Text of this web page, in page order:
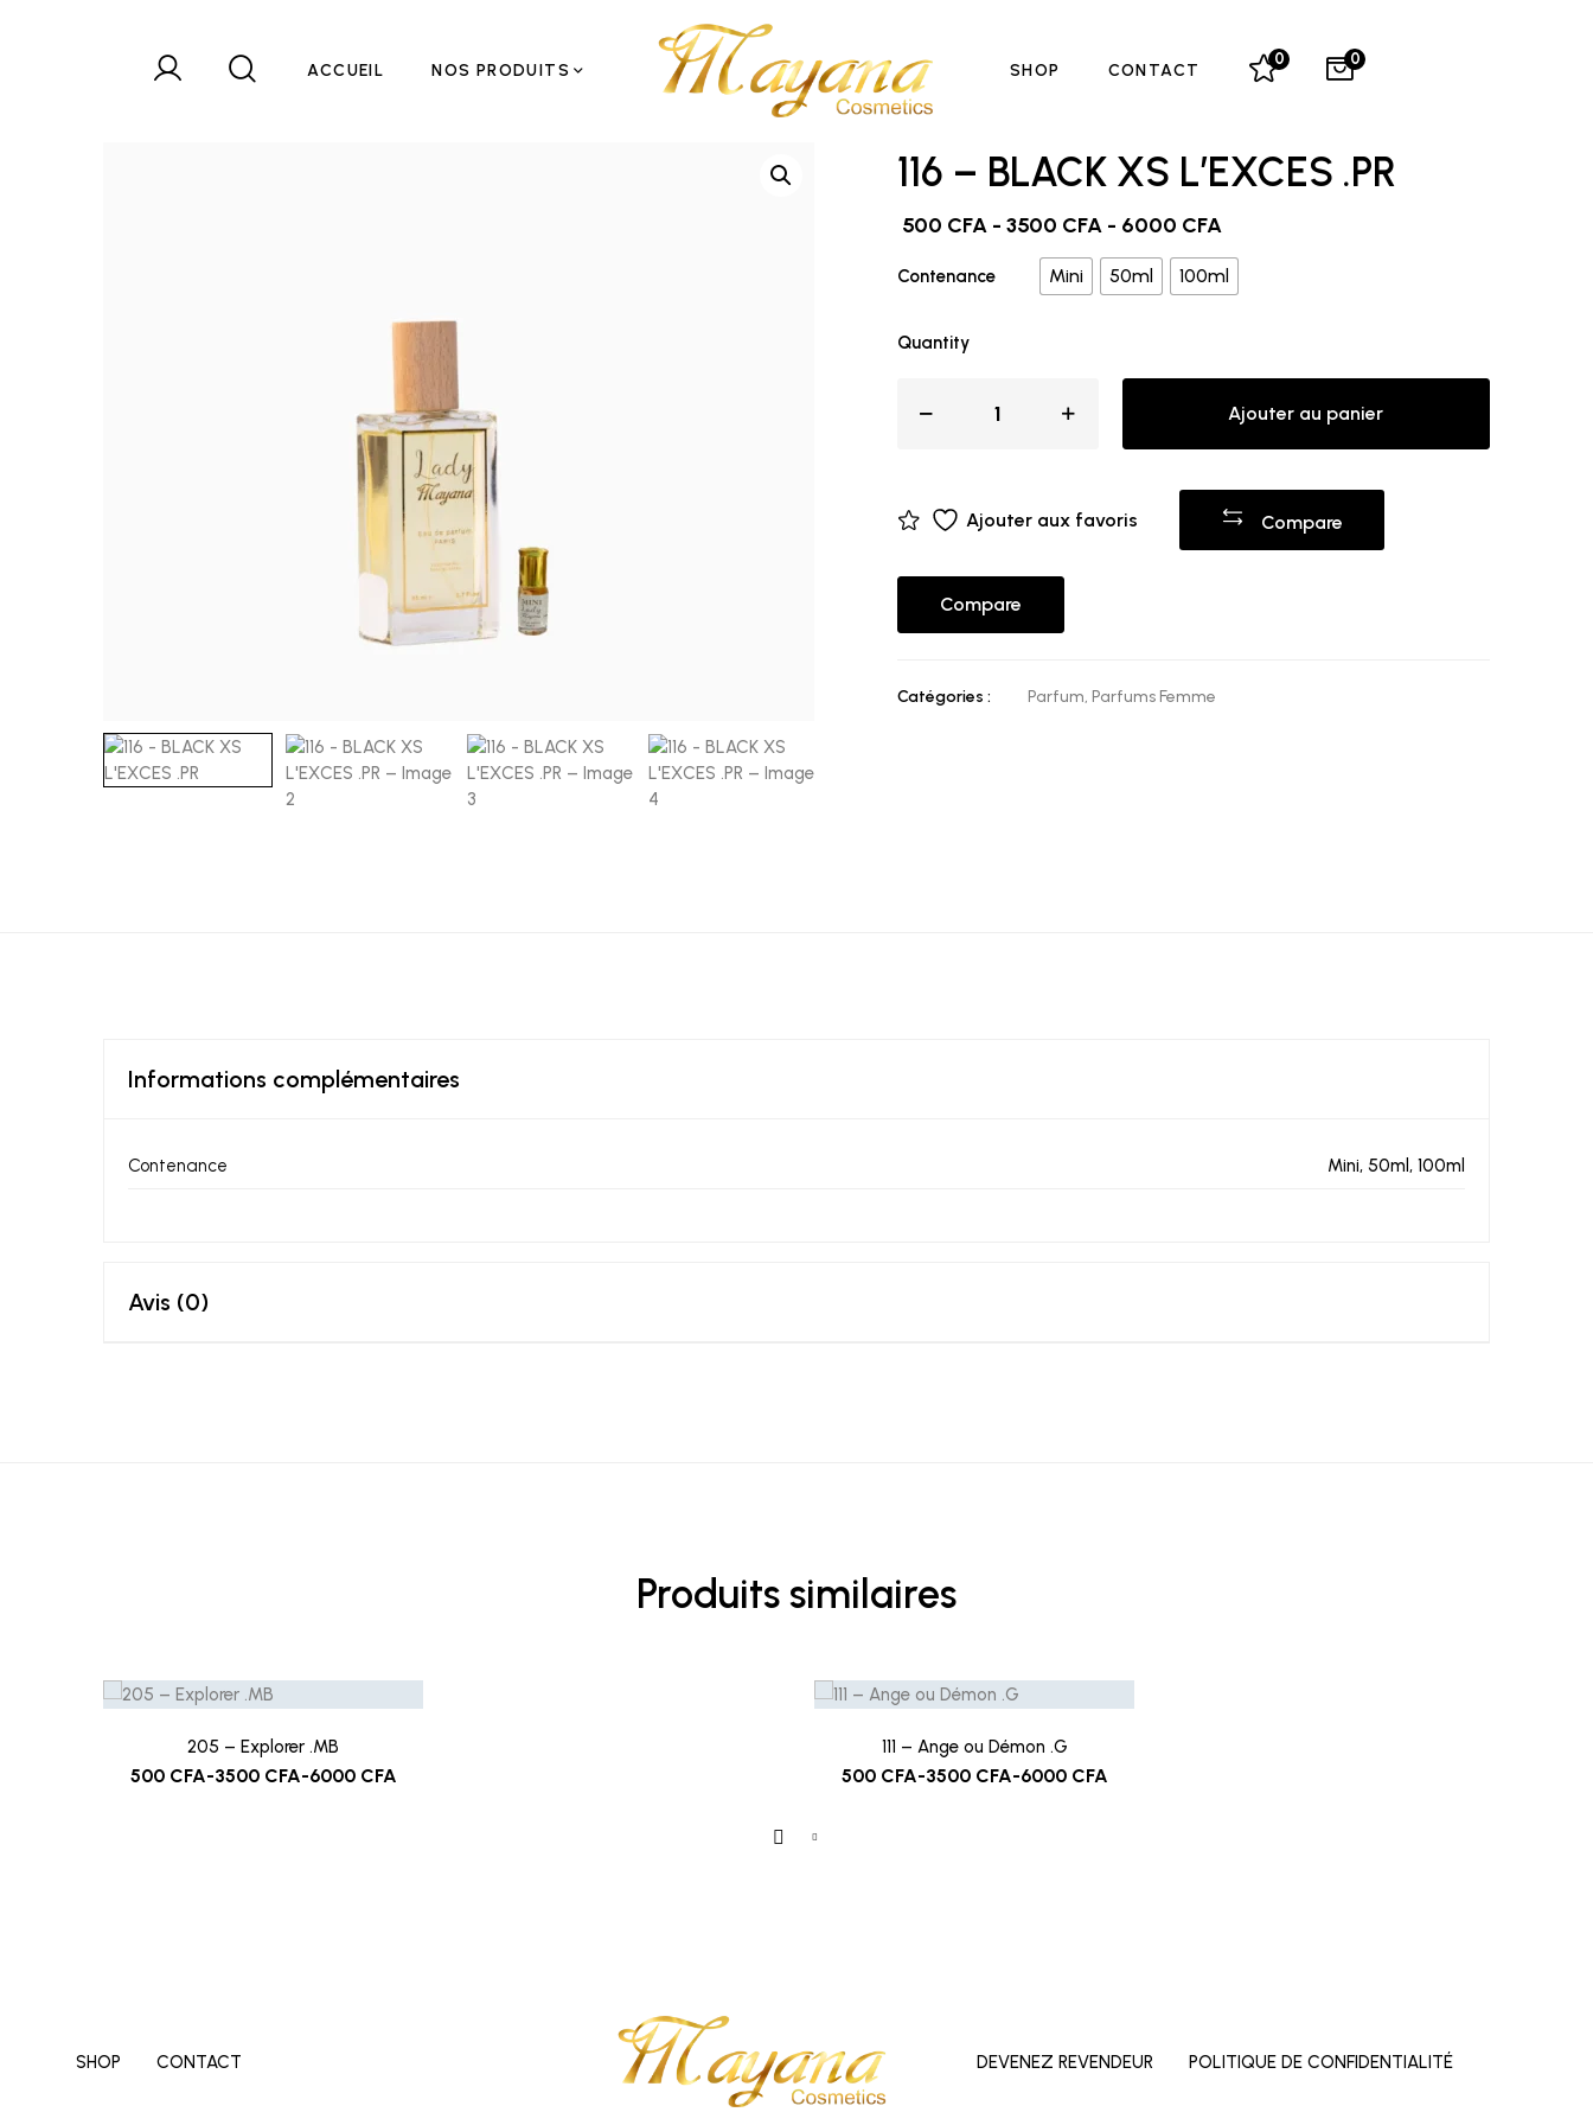
ACCUEIL NOS PRODUITS SHOP CONTACT
0 0
116 – BLACK XS L’EXCES .PR
500 CFA- 3500 CFA- 6000 CFA
Contenance Mini 50ml 100ml
Quantity
Ajouter au panier
Ajouter aux favoris Compare
Compare
Catégories : Parfum, Parfums Femme
Informations complémentaires
Contenance Mini, 50ml, 100ml
Avis (0)
Produits similaires
500 CFA-3500 CFA-6000 CFA
205 – Explorer .MB
500 CFA-3500 CFA-6000 CFA
111 – Ange ou Démon .G
SHOP CONTACT DEVENEZ REVENDEUR POLITIQUE DE CONFIDENTIALITÉ